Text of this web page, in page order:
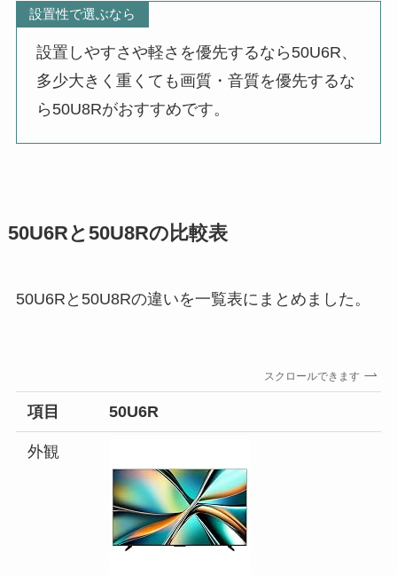
設置性で選ぶなら
設置しやすさや軽さを優先するなら50U6R、
多少大きく重くても画質・音質を優先するな
ら50U8Rがおすすめです。
50U6Rと50U8Rの比較表
50U6Rと50U8Rの違いを一覧表にまとめました。
スクロールできます
項目 50U6R
外観